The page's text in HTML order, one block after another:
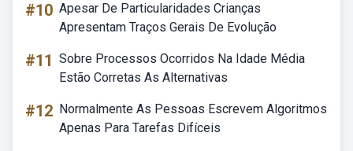
#10 Apesar De Particularidades Crianças
Apresentam Traços Gerais De Evolução
#11 Sobre Processos Ocorridos Na Idade Média
Estão Corretas As Alternativas
#12 Normalmente As Pessoas Escrevem Algoritmos
Apenas Para Tarefas Difíceis